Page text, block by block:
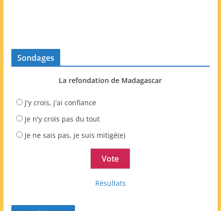
Sondages
La refondation de Madagascar
J'y crois, j'ai confiance
Je n'y crois pas du tout
Je ne sais pas, je suis mitigé(e)
Résultats